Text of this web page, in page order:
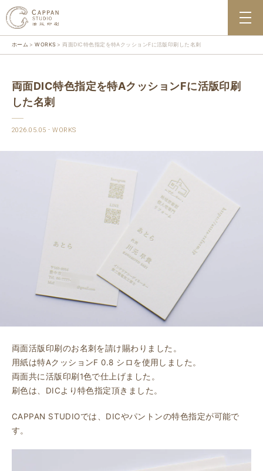
ホーム WORKS 両面DIC特色指定を特AクッションFに活版印刷した名刺
両面DIC特色指定を特AクッションFに活版印刷
した名刺
2026.05.05 WORKS
両面活版印刷のお名刺を請け賜わりました。
用紙は特AクッションF 0.8 シロを使用しました。
両面共に活版印刷1色で仕上げました。
刷色は、DICより特色指定頂きました。
CAPPAN STUDIOでは、DICやパントンの特色指定が可能で
す。